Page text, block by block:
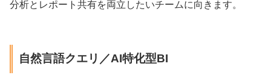
分析とレポート共有を両立したいチームに向きます。
自然言語クエリ／AI特化型BI